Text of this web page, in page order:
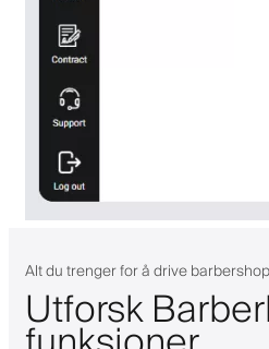
Alt du trenger for å drive
Utforsk